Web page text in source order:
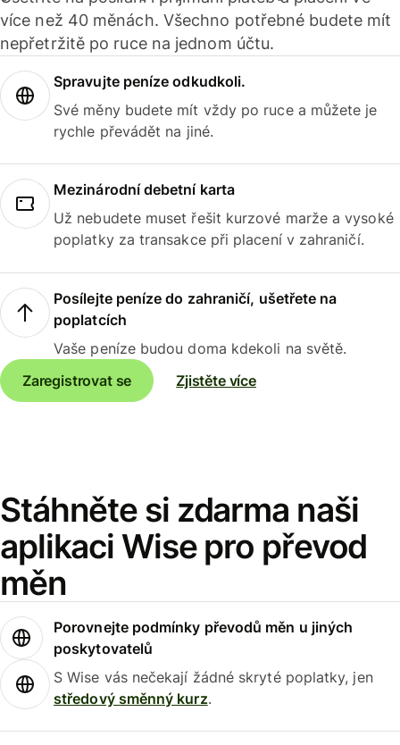
více než 40 měnách. Všechno potřebné budete mít
nepřetržitě po ruce na jednom účtu.
Spravujte peníze odkudkoli.
Své měny budete mít vždy po ruce a můžete je
rychle převádět na jiné.
Mezinárodní debetní karta
Už nebudete muset řešit kurzové marže a vysoké
poplatky za transakce při placení v zahraničí.
Posílejte peníze do zahraničí, ušetřete na
poplatcích
Vaše peníze budou doma kdekoli na světě.
Zaregistrovat se
Zjistěte více
Stáhněte si zdarma naši
aplikaci Wise pro převod
měn
Porovnejte podmínky převodů měn u jiných
poskytovatelů
S Wise vás nečekají žádné skryté poplatky, jen
středový směnný kurz.